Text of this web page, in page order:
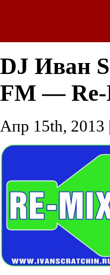
DJ Иван
FM — Re-
Апр 15th, 2013